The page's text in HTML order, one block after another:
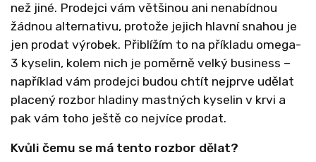
než jiné. Prodejci vám většinou ani nenabídnou
žádnou alternativu, protože jejich hlavní snahou je
jen prodat výrobek. Přiblížím to na příkladu omega-
3 kyselin, kolem nich je poměrně velký business –
například vám prodejci budou chtít nejprve udělat
placený rozbor hladiny mastných kyselin v krvi a
pak vám toho ještě co nejvíce prodat.
Kvůli čemu se má tento rozbor dělat?